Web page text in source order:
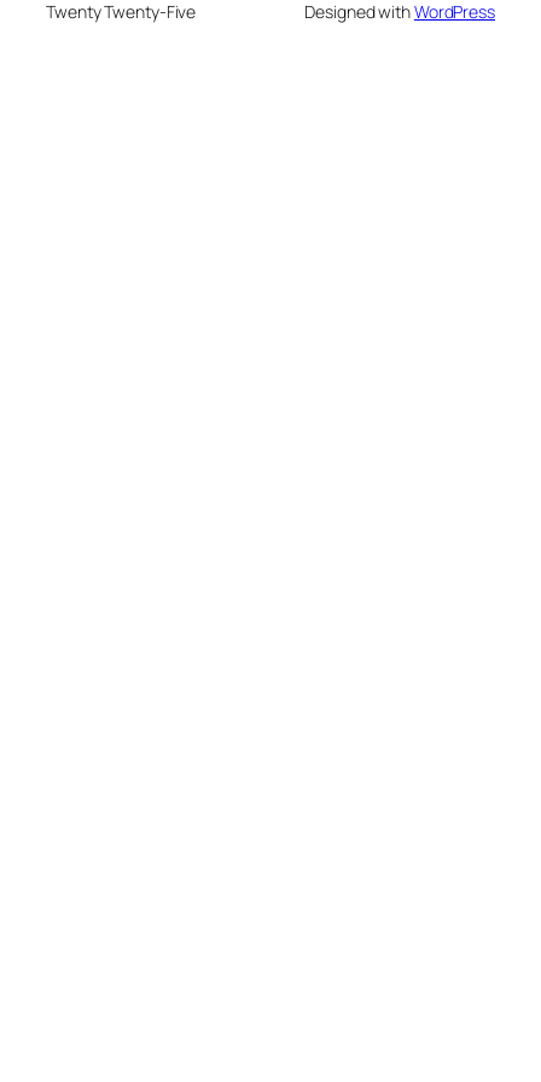
Twenty Twenty-Five Designed withWordPress